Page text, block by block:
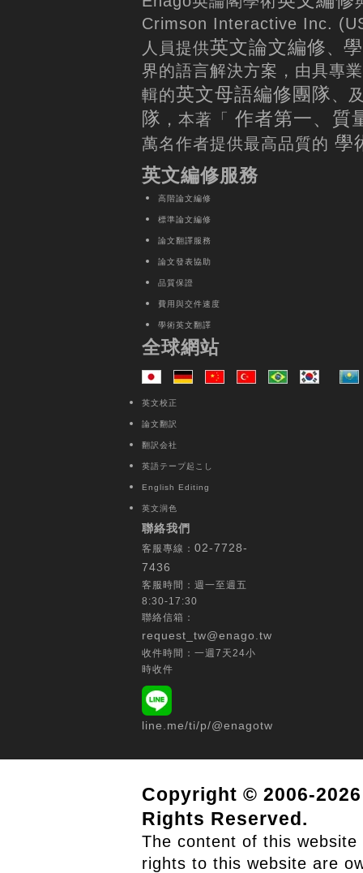
Crimson Interactive Inc.
人員提供英文論文編修、
界的語言解決方案，由具專
輯的英文母語編修團隊、
隊 ，本著「 作者第一、質
萬名作者提供最高品質的 學
英文編修服務
高階論文編修
標準論文編修
論文翻譯服務
論文發表協助
品質保證
費用與交件速度
學術英文翻譯
全球網站
英文校正
論文翻訳
翻訳会社
英語テープ起こし
English Editing
英文润色
聯絡我們
客服專線： 02-7728-
7436
客服時間：週一至週五
8:30-17:30
聯絡信箱：
request_tw@enago.tw
收件時間：一週7天24小
時收件
line.me/ti/p/@enagotw
Copyright © 2006-
Rights Reserved.
The content of this
rights to this website are